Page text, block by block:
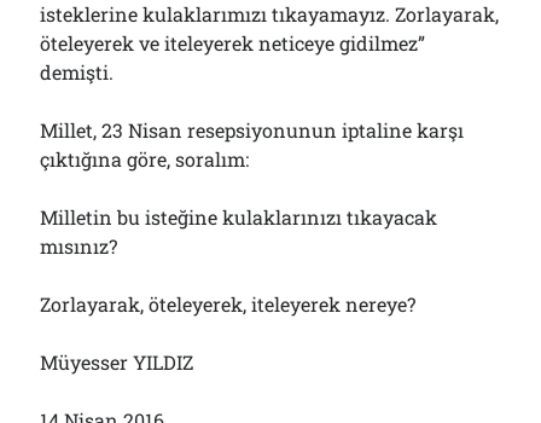
isteklerine kulaklarımızı tıkayamayız. Zorlayarak,
öteleyerek ve iteleyerek neticeye gidilmez”
demişti.
Millet, 23 Nisan resepsiyonunun iptaline karşı
çıktığına göre, soralım:
Milletin bu isteğine kulaklarınızı tıkayacak
mısınız?
Zorlayarak, öteleyerek, iteleyerek nereye?
Müyesser YILDIZ